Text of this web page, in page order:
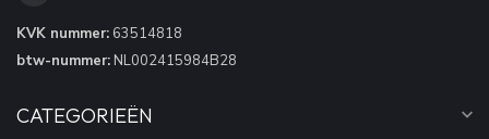
KVK nummer: 63514818
btw-nummer: NL002415984B28
CATEGORIEËN